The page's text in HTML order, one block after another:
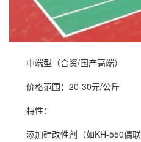
中端型（合资/国产高端）
价格范围：20-30元/公斤
特性：
添加硅改性剂（如KH-550偶联